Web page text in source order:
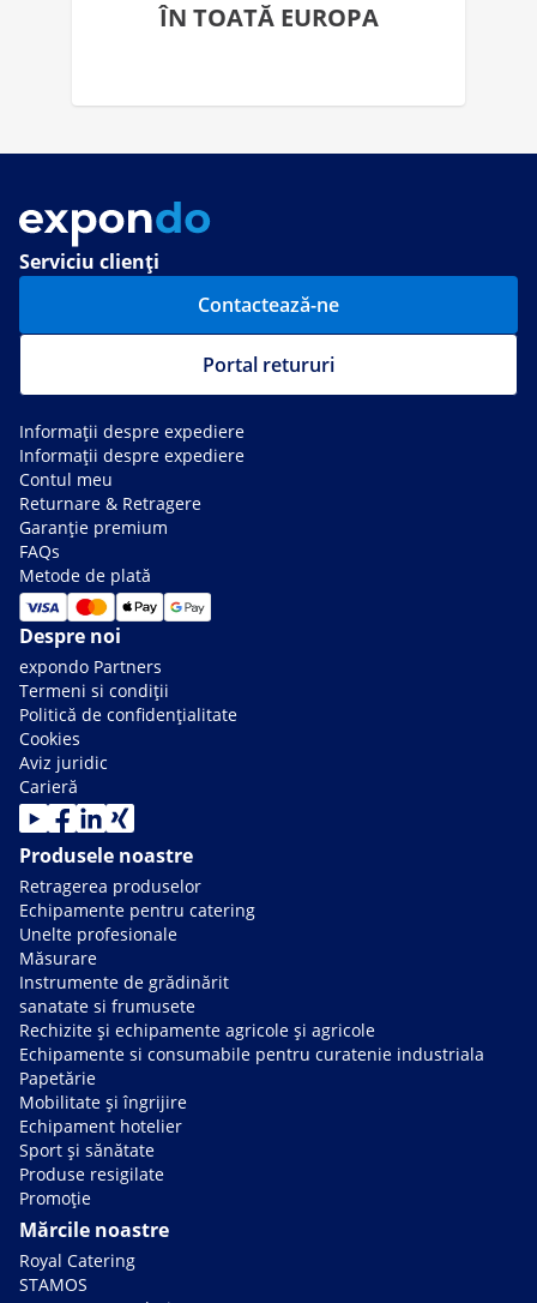
ÎN TOATĂ EUROPA
Serviciu clienți
Contactează-ne
Portal retururi
Informații despre expediere
Informații despre expediere
Contul meu
Returnare & Retragere
Garanție premium
FAQs
Metode de plată
Despre noi
expondo Partners
Termeni si condiții
Politică de confidențialitate
Cookies
Aviz juridic
Carieră
Produsele noastre
Retragerea produselor
Echipamente pentru catering
Unelte profesionale
Măsurare
Instrumente de grădinărit
sanatate si frumusete
Rechizite și echipamente agricole și agricole
Echipamente si consumabile pentru curatenie industriala
Papetărie
Mobilitate și îngrijire
Echipament hotelier
Sport și sănătate
Produse resigilate
Promoție
Mărcile noastre
Royal Catering
STAMOS